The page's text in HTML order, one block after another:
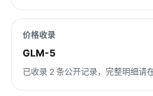
价格收录
GLM-5
已收录 2 条公开记录，完整明细请